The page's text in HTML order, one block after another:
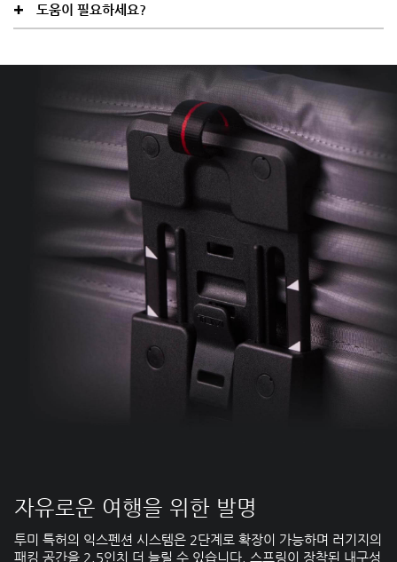
도움이 필요하세요?
자유로운 여행을 위한 발명
투미 특허의 익스펜션 시스템은 2단계로 확장이 가능하며 러기지의
패킹 공간을 2.5인치 더 늘릴 수 있습니다. 스프링이 장착된 내구성